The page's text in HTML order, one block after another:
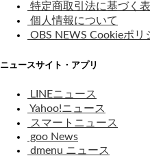
特定商取引法に基づく
個人情報について
OBS NEWS Cookieポリ
ニュースサイト・アプリ
LINEニュース
Yahoo!ニュース
スマートニュース
goo News
dmenu ニュース